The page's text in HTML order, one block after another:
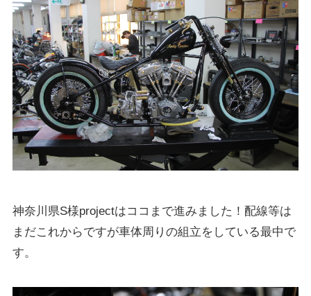
神奈川県S様projectはココまで進みました！配線等は
まだこれからですが車体周りの組立をしている最中で
す。